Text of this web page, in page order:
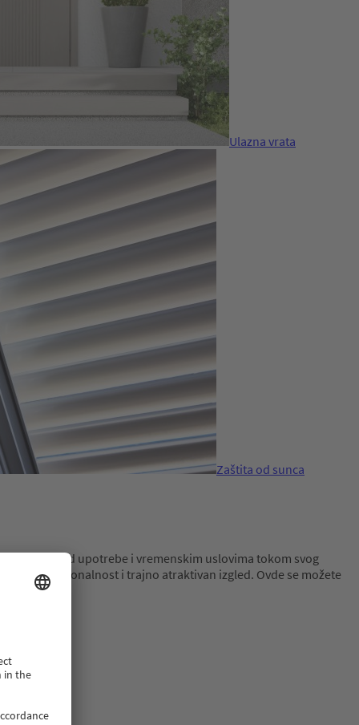
Ulazna vrata
Zaštita od sunca
usled upotrebe i vremenskim uslovima tokom svog
funkcionalnost i trajno atraktivan izgled. Ovde se možete